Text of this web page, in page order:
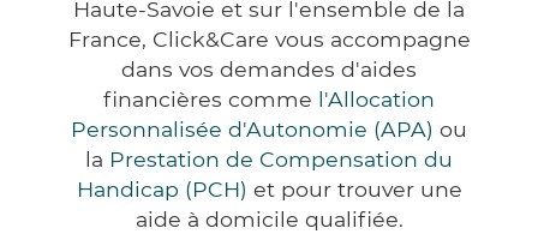
Haute-Savoie et sur l'ensemble de la
France, Click&Care vous accompagne
dans vos demandes d'aides
financières comme l'Allocation
Personnalisée d'Autonomie (APA) ou
la Prestation de Compensation du
Handicap (PCH) et pour trouver une
aide à domicile qualifiée.